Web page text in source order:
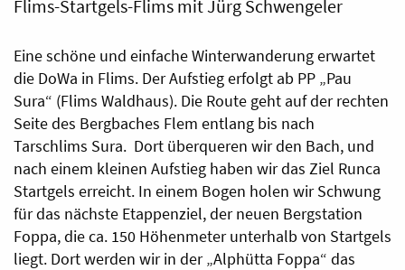
Flims-Startgels-Flims mit Jürg Schwengeler
Eine schöne und einfache Winterwanderung erwartet
die DoWa in Flims. Der Aufstieg erfolgt ab PP „Pau
Sura“ (Flims Waldhaus). Die Route geht auf der rechten
Seite des Bergbaches Flem entlang bis nach
Tarschlims Sura. Dort überqueren wir den Bach, und
nach einem kleinen Aufstieg haben wir das Ziel Runca
Startgels erreicht. In einem Bogen holen wir Schwung
für das nächste Etappenziel, der neuen Bergstation
Foppa, die ca. 150 Höhenmeter unterhalb von Startgels
liegt. Dort werden wir in der „Alphütta Foppa“ das